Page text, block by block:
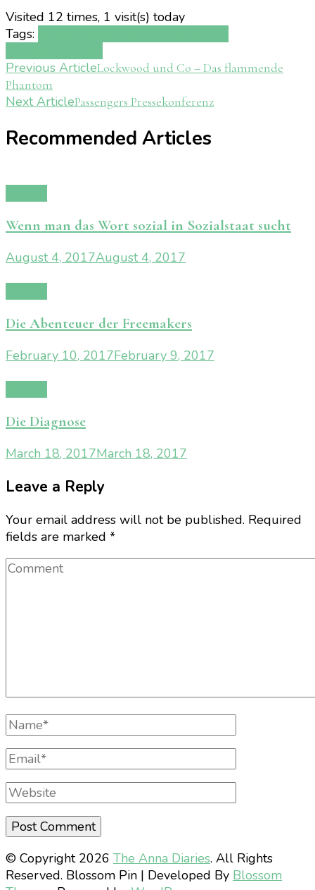
Visited 12 times, 1 visit(s) today
Tags:
Post
Navigation
Previous ArticleLockwood und Co – Das flammende
Phantom
Next ArticlePassengers Pressekonferenz
Recommended Articles
Wenn man das Wort sozial in Sozialstaat sucht
August 4, 2017August 4, 2017
Die Abenteuer der Freemakers
February 10, 2017February 9, 2017
Die Diagnose
March 18, 2017March 18, 2017
Leave a Reply
Your email address will not be published. Required
fields are marked *
Comment
Full
Name
Email
Website
© Copyright 2026 The Anna Diaries. All Rights
Reserved. Blossom Pin | Developed By Blossom